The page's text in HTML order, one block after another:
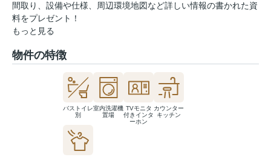
間取り、設備や仕様、周辺環境地図など詳しい情報の書かれた資
料をプレゼント！
もっと見る
物件の特徴
バストイレ
別
室内洗濯機
置場
TVモニタ
付きインタ
ーホン
カウンター
キッチン